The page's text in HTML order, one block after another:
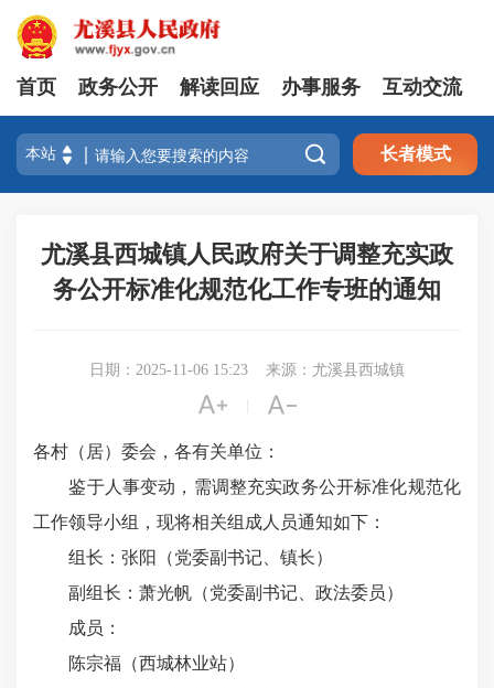
首页 政务公开 解读回应 办事服务 互动交流
 长者模式
尤溪县西城镇人民政府关于调整充实政
务公开标准化规范化工作专班的通知
日期：2025-11-06 15:23 来源：尤溪县西城镇
 
各村（居）委会，各有关单位：
鉴于人事变动，需调整充实政务公开标准化规范化
工作领导小组，现将相关组成人员通知如下：
组长： 张阳
（党委副书记、镇长）
副组长：萧光帆（党委副书记、政法委员）
成员：
陈宗福（西城林业站）